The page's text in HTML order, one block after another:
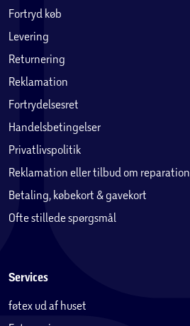
Fortryd køb
Levering
Returnering
Reklamation
Fortrydelsesret
Handelsbetingelser
Privatlivspolitik
Reklamation eller tilbud om reparation
Betaling, købekort & gavekort
Ofte stillede spørgsmål
Services
føtex ud af huset